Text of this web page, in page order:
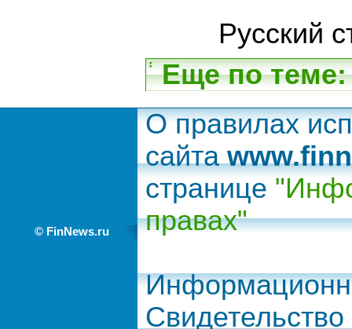
Русский
Еще по теме:
© FinNews.ru
О правилах
сайта
странице
правах"